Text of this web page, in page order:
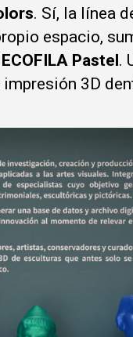
. Sí, la línea
espacio,
ECOFILA Pastel.
3D